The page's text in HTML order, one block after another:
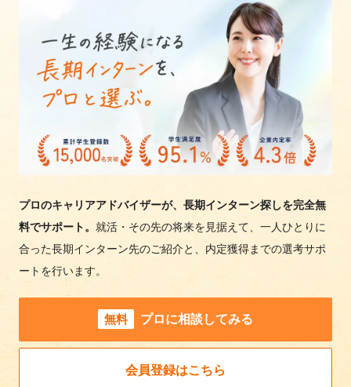
プロのキャリアアドバイザーが、長期インターン探しを完全無
料でサポート。 就活・その先の将来を見据えて、一人ひとりに
合った長期インターン先のご紹介と、内定獲得までの選考サポ
ートを行います。
無料 プロに相談してみる
会員登録はこちら